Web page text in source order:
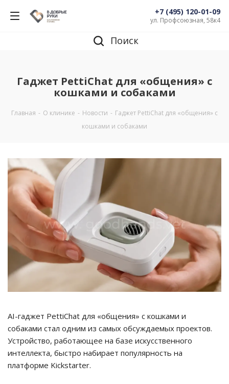
+7 (495) 120-01-09
ул. Профсоюзная, 58к4
Поиск
Гаджет PettiChat для «общения» с
кошками и собаками
Главная - О клинике - Новости - Гаджет PettiChat для «общения» с
кошками и собаками
AI-гаджет PettiChat для «общения» с кошками и
собаками стал одним из самых обсуждаемых проектов.
Устройство, работающее на базе искусственного
интеллекта, быстро набирает популярность на
платформе Kickstarter.